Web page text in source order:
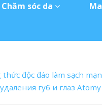
Chăm sóc da
độc đáo làm sạch
губ и глаз Atomy